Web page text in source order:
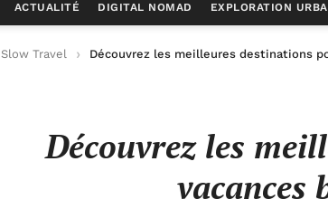
ACTUALITÉ DIGITAL NOMAD EXPLORATION
Slow Travel Découvrez les meilleures destinations
Découvrez les
vacances